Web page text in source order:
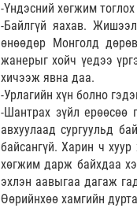
-Үндэсний хөгжим
-Байлгүй яахав.
өнөөдөр Монголд
жанерыг хойч үедээ
хичээж явна даа.
-Урлагийн хүн болно
-Шантрах зүйл ерөөсөө
авхуулаад сургуульд
байсангүй. Харин ч
хөгжим дарж байхдаа
эхлэн аавыгаа дагаж
Өөрийнхөө хамгийн